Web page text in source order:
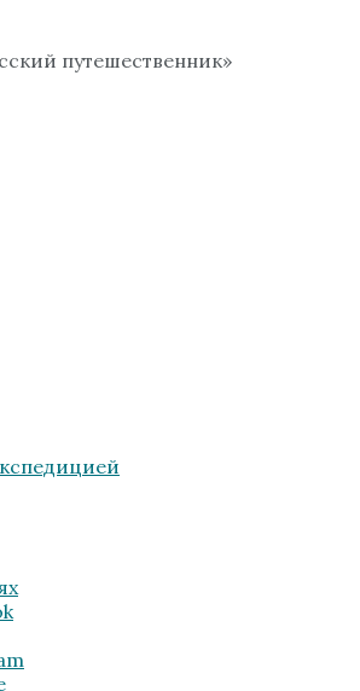
путешественник»